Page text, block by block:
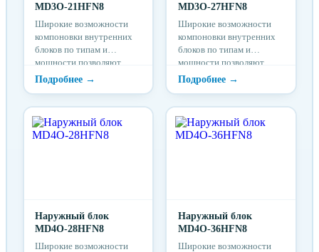
MD3O-21HFN8
Широкие возможности
компоновки внутренних
блоков по типам и
мощности позволяют
гибко и индивидуально
подходить к
конкретного помещения.
MD3O-27HFN8
Широкие возможности
компоновки внутренних
блоков по типам и
мощности позволяют
гибко и индивидуально
подходить к
конкретного помещения.
Наружный блок
MD4O-28HFN8
Широкие возможности
Наружный блок
MD4O-36HFN8
Широкие возможности